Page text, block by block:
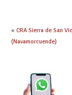
« CRA Sierra de San
(Navamorcuende)